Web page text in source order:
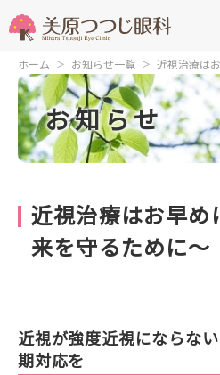
ホーム お知らせ一覧
近視治療は
めに～
お知らせ
近視治療はお早め
来を守るために～
近視が強度近視にならな
期対応を